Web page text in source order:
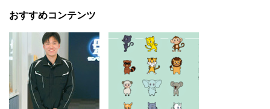
おすすめコンテンツ